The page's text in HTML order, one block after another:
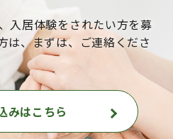
入居体験をされたい方を募
は、まずは、ご連絡くださ
みはこちら